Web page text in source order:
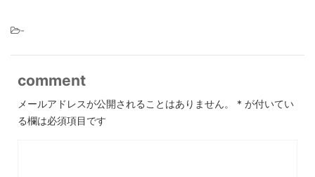
-
comment
メールアドレスが公開されることはありません。 * が付いてい
る欄は必須項目です